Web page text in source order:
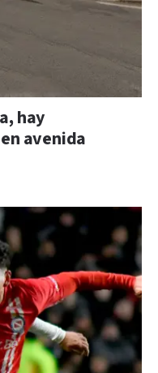
hay
avenida